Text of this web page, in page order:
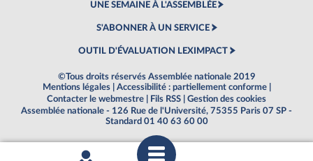
UNE SEMAINE À L'ASSEMBLÉE
S'ABONNER À UN SERVICE
OUTIL D'ÉVALUATION LEXIMPACT
©Tous droits réservés Assemblée nationale 2019
Mentions légales
Accessibilité : partiellement conforme
Contacter le webmestre
Fils RSS
Gestion des cookies
Assemblée nationale - 126 Rue de l'Université, 75355 Paris 07 SP -
Standard 01 40 63 60 00